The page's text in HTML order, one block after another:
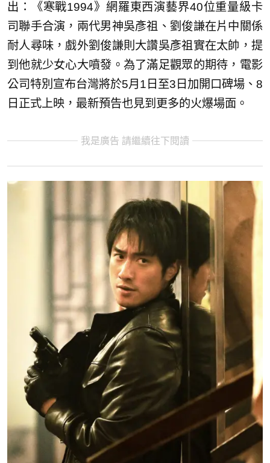
出：《寒戰1994》網羅東西演藝界40位重量級卡
司聯手合演，兩代男神吳彥祖、劉俊謙在片中關係
耐人尋味，戲外劉俊謙則大讚吳彥祖實在太帥，提
到他就少女心大噴發。為了滿足觀眾的期待，電影
公司特別宣布台灣將於5月1日至3日加開口碑場、8
日正式上映，最新預告也見到更多的火爆場面。
我是廣告 請繼續往下閱讀